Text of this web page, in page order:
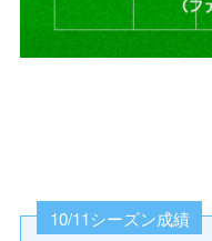
10/11シーズン成績